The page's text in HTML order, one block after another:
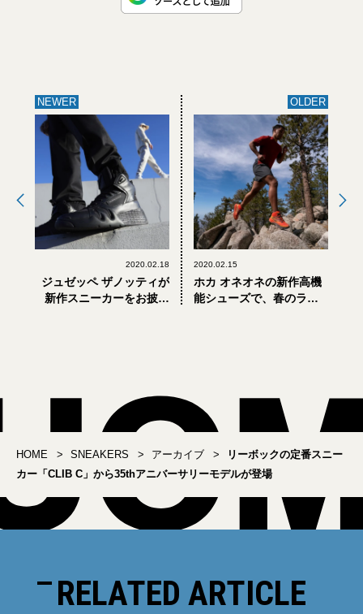
NEWER
2020.02.18
ジュゼッペ ザノッティが
新作スニーカーをお披露
OLDER
2020.02.15
ホカ オネオネの新作高機
能シューズで、春のラン
HOME SNEAKERS アーカイブ
リーボックの定番スニー
カー「CLIB C」から35thアニバーサリーモデルが登場
RELATED ARTICLE